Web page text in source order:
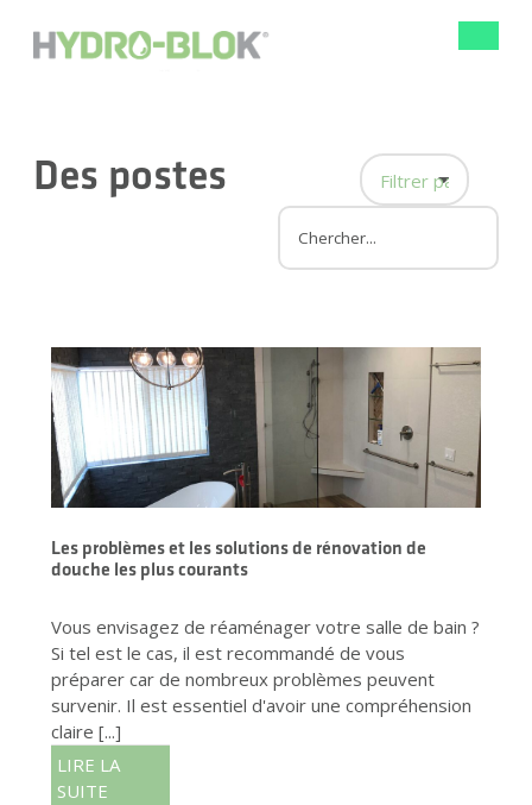
Des postes
Filtrer par
Rénovation de la
Les problèmes et les solutions de rénovation de
douche les plus courants
Vous envisagez de réaménager votre salle de bain ?
Si tel est le cas, il est recommandé de vous
préparer car de nombreux problèmes peuvent
survenir. Il est essentiel d'avoir une compréhension
claire [...]
LIRE LA
SUITE